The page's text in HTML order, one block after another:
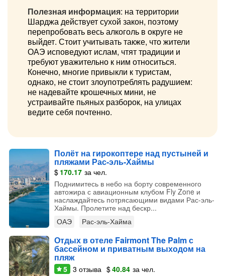
Полезная информация: на территории
Шарджа действует сухой закон, поэтому
перепробовать весь алкоголь в округе не
выйдет. Стоит учитывать также, что жители
ОАЭ исповедуют ислам, чтят традиции и
требуют уважительно к ним относиться.
Конечно, многие привыкли к туристам,
однако, не стоит злоупотреблять радушием:
не надевайте крошечных мини, не
устраивайте пьяных разборок, на улицах
ведите себя почтенно.
Полёт на гирокоптере над пустыней и
пляжами Рас-эль-Хаймы
$ 170.17 за чел.
Поднимитесь в небо на борту современного
автожира с авиационным клубом Fly Zone и
наслаждайтесь потрясающими видами Рас-эль-
Хаймы. Пролетите над бескр...
ОАЭ
Рас-эль-Хайма
Отдых в отеле Fairmont The Palm с
бассейном и приватным выходом на
пляж
5 3 отзыва $40.84 за чел.